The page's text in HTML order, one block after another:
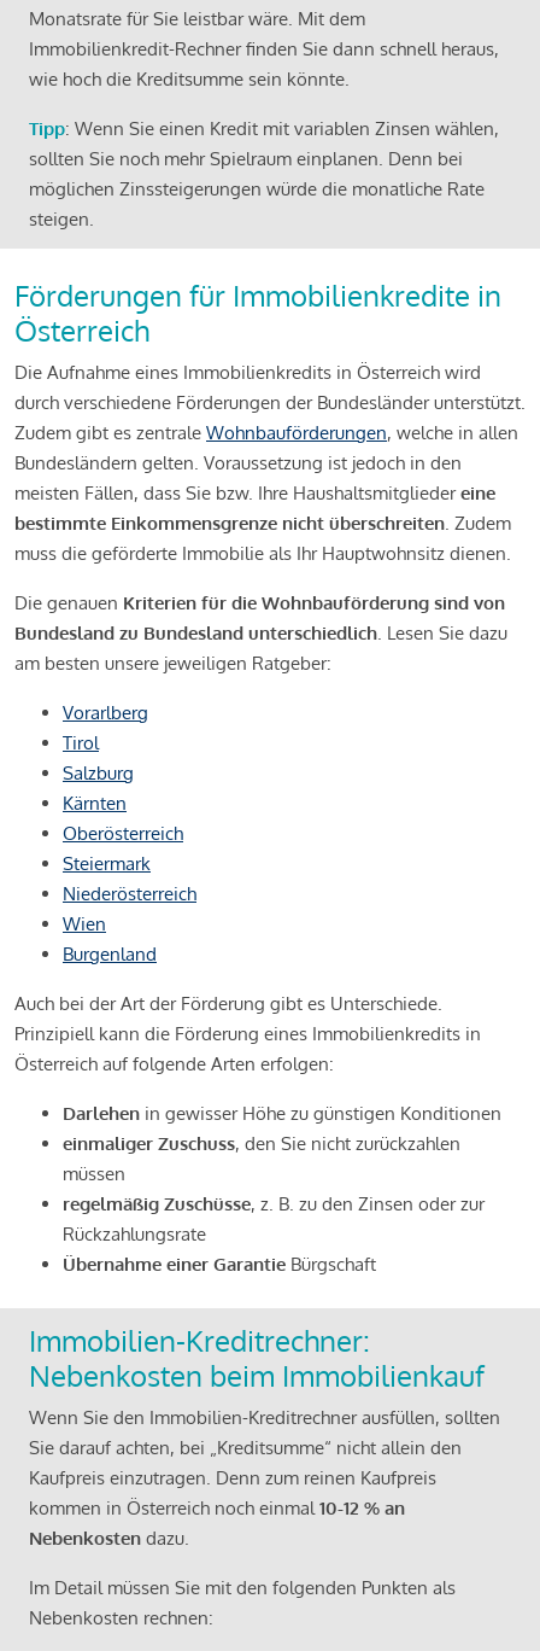
Monatsrate für Sie leistbar wäre. Mit dem
Immobilienkredit-Rechner finden Sie dann schnell heraus,
wie hoch die Kreditsumme sein könnte.
Tipp: Wenn Sie einen Kredit mit variablen Zinsen wählen,
sollten Sie noch mehr Spielraum einplanen. Denn bei
möglichen Zinssteigerungen würde die monatliche Rate
steigen.
Förderungen für Immobilienkredite in
Österreich
Die Aufnahme eines Immobilienkredits in Österreich wird
durch verschiedene Förderungen der Bundesländer unterstützt.
Zudem gibt es zentrale Wohnbauförderungen, welche in allen
Bundesländern gelten. Voraussetzung ist jedoch in den
meisten Fällen, dass Sie bzw. Ihre Haushaltsmitgliedereine
bestimmte Einkommensgrenze nicht überschreiten. Zudem
muss die geförderte Immobilie als Ihr Hauptwohnsitz dienen.
Die genauen Kriterien für die Wohnbauförderung sind von
Bundesland zu Bundesland unterschiedlich. Lesen Sie dazu
am besten unsere jeweiligen Ratgeber:
Vorarlberg
Tirol
Salzburg
Kärnten
Oberösterreich
Steiermark
Niederösterreich
Wien
Burgenland
Auch bei der Art der Förderung gibt es Unterschiede.
Prinzipiell kann die Förderung eines Immobilienkredits in
Österreich auf folgende Arten erfolgen:
Darlehen in gewisser Höhe zu günstigen Konditionen
einmaliger Zuschuss, den Sie nicht zurückzahlen
müssen
regelmäßig Zuschüsse, z. B. zu den Zinsen oder zur
Rückzahlungsrate
Übernahme einer Garantie Bürgschaft
Immobilien-Kreditrechner:
Nebenkosten beim Immobilienkauf
Wenn Sie den Immobilien-Kreditrechner ausfüllen, sollten
Sie darauf achten, bei „Kreditsumme“ nicht allein den
Kaufpreis einzutragen. Denn zum reinen Kaufpreis
kommen in Österreich noch einmal10-12 % an
Nebenkosten dazu.
Im Detail müssen Sie mit den folgenden Punkten als
Nebenkosten rechnen: